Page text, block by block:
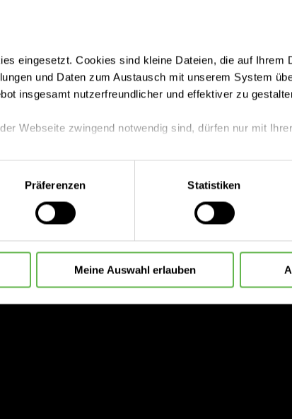
eingesetzt. Cookies sind kleine Dateien, die auf Ihrem
und Daten zum Austausch mit unserem System
insgesamt nutzerfreundlicher und effektiver zu
Webseite zwingend notwendig sind, dürfen nur mit
nur den notwendigen Cookies zu benutzen, eine
oder durch Auswahl von „Alle Cookies akzeptieren“ in
können Sie jederzeit ändern oder widerrufen.
Präferenzen Statistiken
Meine Auswahl erlauben
Lange